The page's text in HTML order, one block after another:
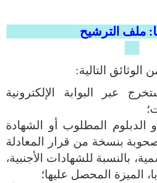
الترشيح
التالية:
عبر البوابة الإلكترونية
المطلوب أو الشهادة
بنسخة من قرار المعادلة
بالنسبة للشهادات الأجنبية،
الميزة المحصل عليها؛